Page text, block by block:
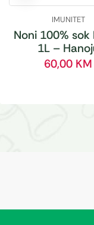
IMUNITET
Noni 100% sok
1L –
60,00 KM